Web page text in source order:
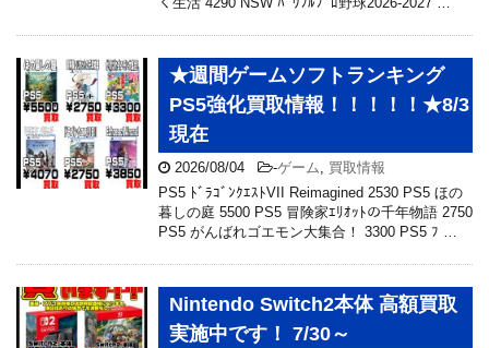
★週間ゲームソフトランキング
PS5強化買取情報！！！！！★8/3
現在
2026/08/04 -ゲーム
買取情報
PS5 ﾄﾞﾗｺﾞﾝｸｴｽﾄVII Reimagined 2530 PS5 ほの
暮しの庭 5500 PS5 冒険家ｴﾘｵｯﾄの千年物語 2750
PS5 がんばれゴエモン大集合！ 3300 PS5 ﾌ …
Nintendo Switch2本体 高額買取
実施中です！ 7/30～